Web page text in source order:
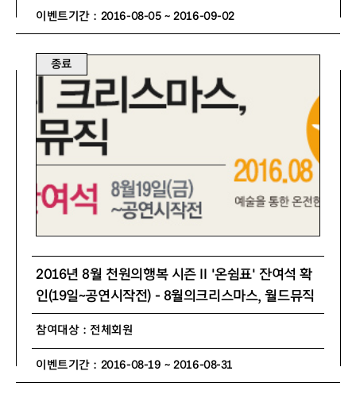
이벤트기간 : 2016-08-05 ~ 2016-09-02
종료
2016년 8월 천원의행복 시즌 Ⅱ '온쉼표' 잔여석 확
인(19일~공연시작전) - 8월의크리스마스, 월드뮤직
참여대상 : 전체회원
이벤트기간 : 2016-08-19 ~ 2016-08-31